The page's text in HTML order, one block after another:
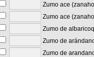
Zumo ace
Zumo ace
Zumo de
Zumo de
Zumo de